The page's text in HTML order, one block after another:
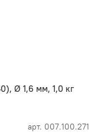
арт. 007.100.271
Ø 1,6 мм, 1,0 кг